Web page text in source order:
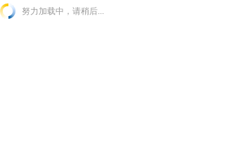
努力加载中，请稍后...